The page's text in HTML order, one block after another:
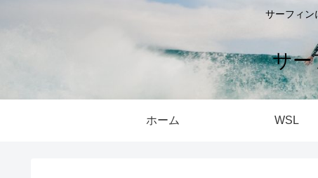
サーフィン
サー
ホーム WSL